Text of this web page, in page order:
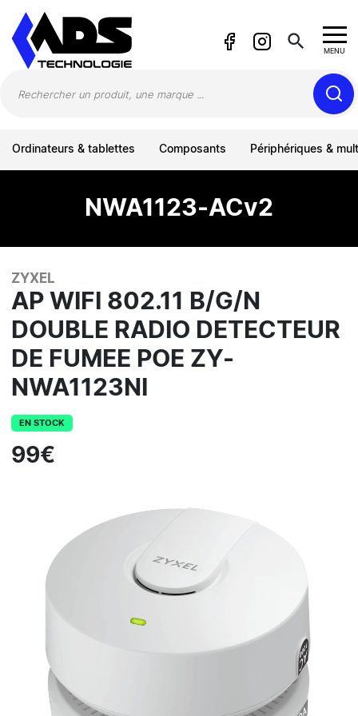
search MENU
Ordinateurs & tablettes Composants Périphériques &
NWA1123-ACv2
ZYXEL
AP WIFI 802.11 B/G/N
DOUBLE RADIO DETECTEUR
DE FUMEE POE ZY-
NWA1123NI
EN STOCK
99€